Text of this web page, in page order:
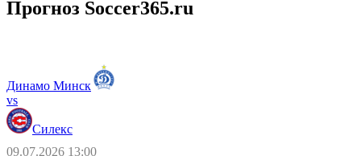
Прогноз Soccer365.ru
Динамо Минск
vs
Силекс
09.07.2026 13:00